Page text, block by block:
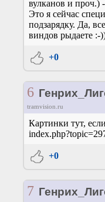
вулканов и
Это я сейчас
подзарядку. Да,
виндов рыдаете :-
+0
6
tramvision.ru
Картинки тут,
+0
7